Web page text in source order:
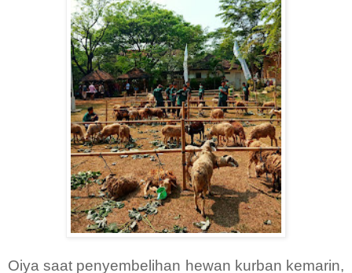
Oiya saat penyembelihan hewan kurban kemarin,